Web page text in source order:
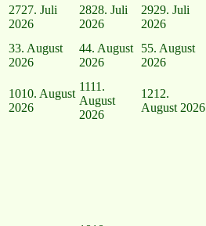
2727. Juli
2026
2828. Juli
2026
2929. Juli
2026
33. August
2026
44. August
2026
55. August
2026
1010. August
2026
1111.
August
2026
1212.
August 2026